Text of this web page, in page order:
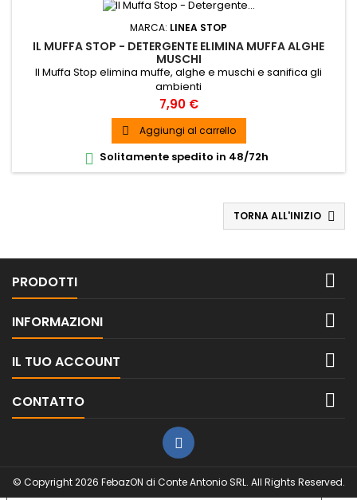
MARCA: LINEA STOP
IL MUFFA STOP - DETERGENTE ELIMINA MUFFA ALGHE
MUSCHI
Il Muffa Stop elimina muffe, alghe e muschi e sanifica gli
ambienti
Prezzo
7,90 €
 Aggiungi al carrello
 Solitamente spedito in 48/72h
TORNA ALL'INIZIO 
PRODOTTI 
INFORMAZIONI 
IL TUO ACCOUNT 
CONTATTO 
© Copyright 2026 FebazON di Conte Antonio SRL. All Rights Reserved.
Le tue preferenze relative alla privacy